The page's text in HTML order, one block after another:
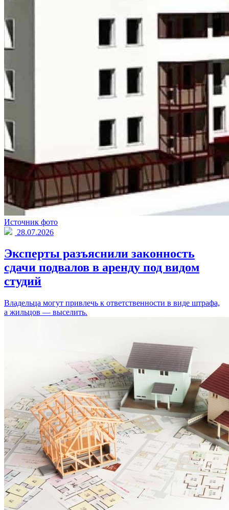
Источник фото
28.07.2026
Эксперты разъяснили законность
сдачи подвалов в аренду под видом
студий
Владельца могут привлечь к ответственности в виде штрафа,
а жильцов — выселить.